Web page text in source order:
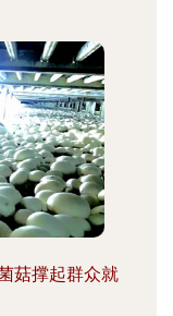
菇撑起群众就